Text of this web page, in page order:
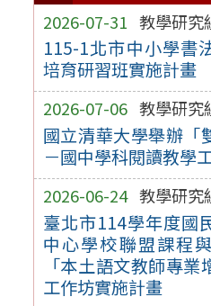
2026-07-31 教學研究
115-1北市中小學書
培育研習班實施計畫
2026-07-06 教學研究
國立清華大學舉辦「
－國中學科閱讀教學
2026-06-24 教學研究
臺北市114學年度國
中心學校聯盟課程
「本土語文教師專業
工作坊實施計畫